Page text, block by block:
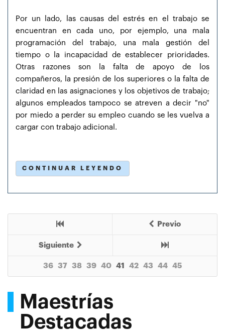
Por un lado, las causas del estrés en el trabajo se
encuentran en cada uno, por ejemplo, una mala
programación del trabajo, una mala gestión del
tiempo o la incapacidad de establecer prioridades.
Otras razones son la falta de apoyo de los
compañeros, la presión de los superiores o la falta de
claridad en las asignaciones y los objetivos de trabajo;
algunos empleados tampoco se atreven a decir "no"
por miedo a perder su empleo cuando se les vuelva a
cargar con trabajo adicional.
CONTINUAR LEYENDO
Previo
Siguiente
36 37 38 39 40 41 42 43 44 45
Maestrías
Destacadas